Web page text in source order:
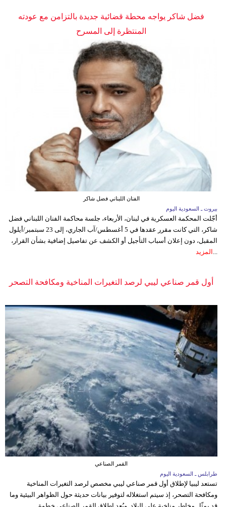
فضل شاكر يواجه محطة قضائية جديدة بالتزامن مع عودته
المنتظرة إلى المسرح
الفنان اللبناني فضل شاكر
بيروت ـ السعودية اليوم
أجّلت المحكمة العسكرية في لبنان، الأربعاء، جلسة محاكمة الفنان اللبناني فضل
شاكر، التي كانت مقرر عقدها في 5 أغسطس/آب الجاري، إلى 23 سبتمبر/أيلول
المقبل، دون إعلان أسباب التأجيل أو الكشف عن تفاصيل إضافية بشأن القرار،
المزيد
أول قمر صناعي ليبي لرصد التغيرات المناخية ومكافحة التصحر
القمر الصناعي
طرابلس ـ السعودية اليوم
تستعد ليبيا لإطلاق أول قمر صناعي ليبي مخصص لرصد التغيرات المناخية
ومكافحة التصحر، إذ سيتم استغلاله لتوفير بيانات حديثة حول الظواهر البيئية وما